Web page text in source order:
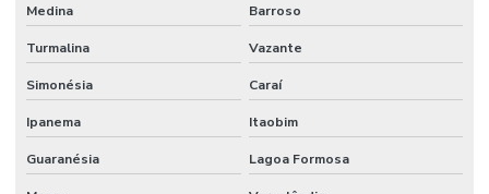
Medina Barroso
Turmalina Vazante
Simonésia Caraí
Ipanema Itaobim
Guaranésia Lagoa Formosa